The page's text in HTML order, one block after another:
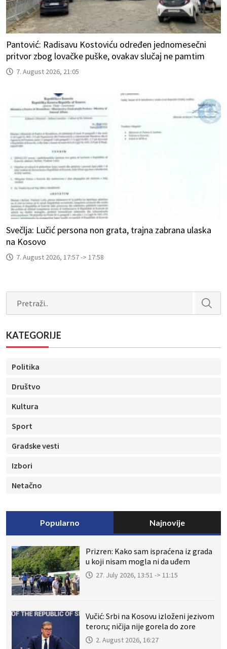
Pantović: Radisavu Kostoviću određen jednomesečni
pritvor zbog lovačke puške, ovakav slučaj ne pamtim
7. August 2026, 21:05
Svečlja: Lučić persona non grata, trajna zabrana ulaska
na Kosovo
7. August 2026, 17:57 -> 17:58
KATEGORIJE
Politika
Društvo
Kultura
Sport
Gradske vesti
Izbori
Netačno
Popularno Najnovije
Prizren: Kako sam ispraćena iz grada
u koji nisam mogla ni da uđem
27. July 2026, 13:51 -> 11:15
Vučić: Srbi na Kosovu izloženi jezivom
teroru; ničija nije gorela do zore
2. August 2026, 16:27